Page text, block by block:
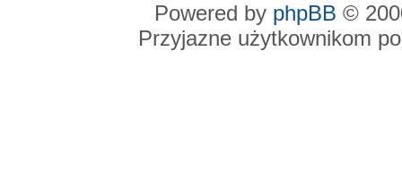
Powered by phpBB ©
Przyjazne użytkownikom